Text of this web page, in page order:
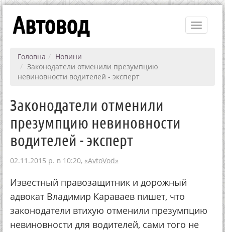
Toggle
Автовод
Головна
Новини
Законодатели отменили презумпцию
невиновности водителей - эксперт
Законодатели отменили
презумпцию невиновности
водителей - эксперт
02.11.2015 р. в 10:20, «AvtoVod»
Известный правозащитник и дорожный
адвокат Владимир Караваев пишет, что
законодатели втихую отменили презумпцию
невиновности для водителей, сами того не